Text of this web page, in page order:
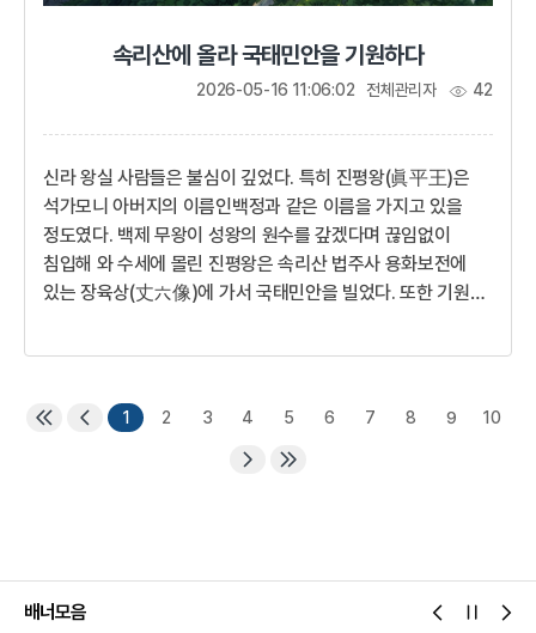
속리산에 올라 국태민안을 기원하다
전체관리자 42
신라 왕실 사람들은 불심이 깊었다. 특히 진평왕(眞平王)은
석가모니 아버지의 이름인백정과 같은 이름을 가지고 있을
정도였다. 백제 무왕이 성왕의 원수를 갚겠다며 끊임없이
침입해 와 수세에 몰린 진평왕은 속리산 법주사 용화보전에
있는 장육상(丈六像)에 가서 국태민안을 빌었다. 또한 기원을
함께 행차했다고 전해진다.진흥대왕이시여, 대왕께서
남겨주신 이 영토를 원수 백제가 노략질하는 것을
막아주시옵소서. 부처님의 은덕으로 신라가 이 위기에서
2026-05-16 11:06:02
1 2 3 4 5 6 7 8 9 10
배너모음